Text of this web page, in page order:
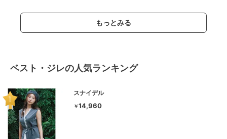
もっとみる
ベスト・ジレの人気ランキング
スナイデル
￥14,960